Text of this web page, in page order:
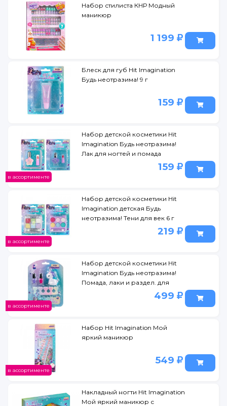
Набор стилиста КНР Модный
маникюр
1 199
Блеск для губ Hit Imagination
Будь неотразима! 9 г
159
в ассортименте
Набор детской косметики Hit
Imagination Будь неотразима!
Лак для ногтей и помада
159
в ассортименте
Набор детской косметики Hit
Imagination детская Будь
неотразима! Тени для век 6 г
219
в ассортименте
Набор детской косметики Hit
Imagination Будь неотразима!
Помада, лаки и раздел. для
499
в ассортименте
Набор Hit Imagination Мой
яркий маникюр
549
Накладный ногти Hit Imagination
Мой яркий маникюр с